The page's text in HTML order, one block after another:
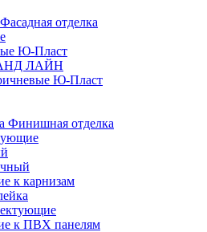
Фасадная отделка
Ю-Пласт
ЛАЙН
Ю-Пласт
Финишная отделка
к карнизам
к ПВХ панелям